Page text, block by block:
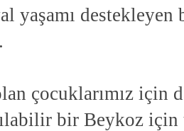
yaşamı destekleyen
çocuklarımız için
bir Beykoz için